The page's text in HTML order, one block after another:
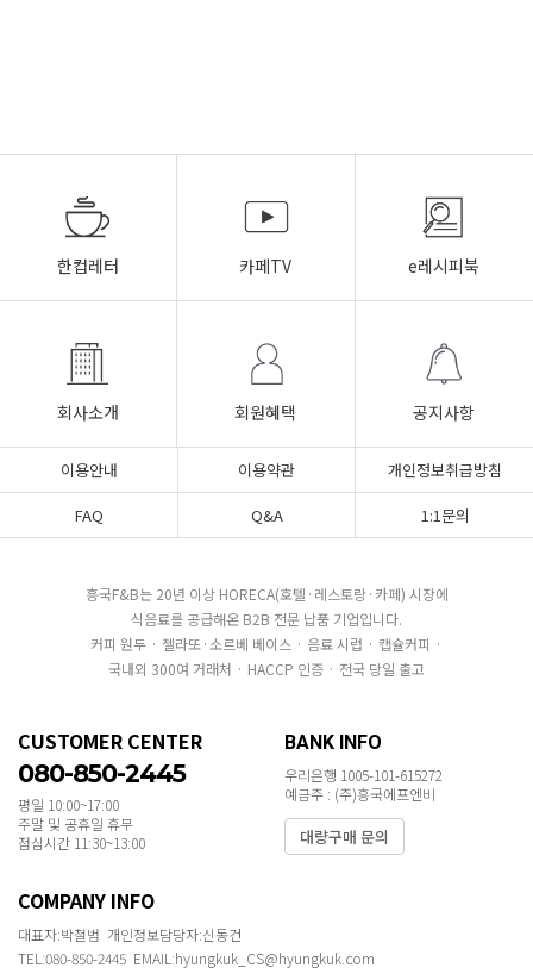
한컵레터 카페TV e레시피북
회사소개 회원혜택 공지사항
이용안내 이용약관
개인정보취급방침
FAQ
Q&A 1:1문의
흥국F&B는 20년 이상 HORECA(호텔·레스토랑·카페) 시장에
식음료를 공급해온 B2B 전문 납품 기업입니다.
커피 원두 · 젤라또·소르베 베이스 · 음료 시럽 · 캡슐커피 ·
국내외 300여 거래처 · HACCP 인증 · 전국 당일 출고
CUSTOMER CENTER
080-850-2445
평일 10:00~17:00
주말 및 공휴일 휴무
점심시간 11:30~13:00
BANK INFO
우리은행 1005-101-615272
예금주 : (주)흥국에프엔비
대량구매 문의
COMPANY INFO
대표자:박철범 개인정보담당자:신동건
TEL:080-850-2445 EMAIL:hyungkuk_CS@hyungkuk.com